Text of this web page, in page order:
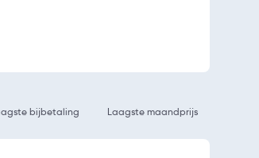
Laagste maandprijs
bijbetaling